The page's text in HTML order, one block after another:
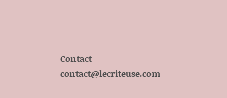
Contact
contact@lecriteuse.com